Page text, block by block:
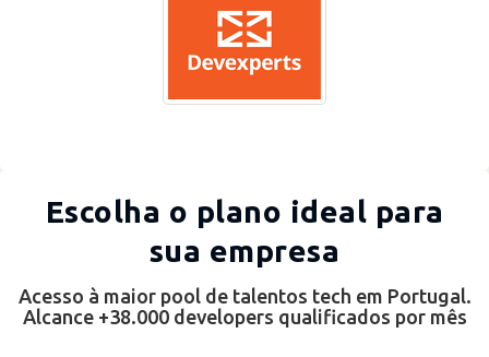
Escolha o plano ideal para
sua empresa
Acesso à maior pool de talentos tech em Portugal.
Alcance +38.000 developers qualificados por mês